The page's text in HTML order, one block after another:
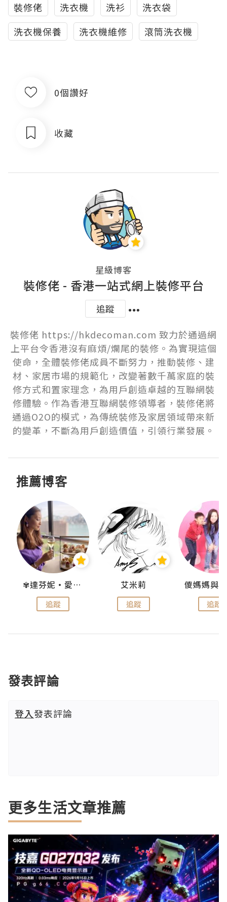
裝修佬 洗衣機 洗衫
洗衣袋
洗衣機保養
洗衣機維修 滾筒洗衣機
0個讚好
收藏
星級博客
裝修佬 - 香港一站式網上裝修平台
追蹤
裝修佬 https://hkdecoman.com 致力於通過網
上平台令香港沒有麻煩/爛尾的裝修。為實現這個
使命，全體裝修佬成員不斷努力，推動裝修、建
材、家居市場的規範化，改變著數千萬家庭的裝
修方式和置家理念，為用戶創造卓越的互聯網裝
修體驗。作為香港互聯網裝修領導者，裝修佬將
通過O2O的模式，為傳統裝修及家居領域帶來新
的變革，不斷為用戶創造價值，引領行業發展。
推薦博客
✾達芬妮•愛孩子•愛生活✾
追蹤
艾米莉
追蹤 追蹤
發表評論
登入發表評論
更多生活文章推薦